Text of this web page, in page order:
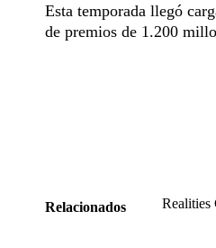
Esta temporada llegó
de premios de 1.200
Relacionados Realities